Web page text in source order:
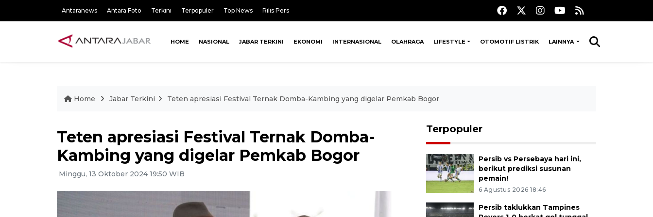
Antaranews Antara Foto Terkini Terpopuler Top News Rilis Pers
HOME NASIONAL JABAR TERKINI EKONOMI INTERNASIONAL OLAHRAGA LIFESTYLE OTOMOTIF LISTRIK LAINNYA
Home Jabar Terkini Teten apresiasi Festival Ternak Domba-Kambing yang digelar Pemkab Bogor
Teten apresiasi Festival Ternak Domba-
Kambing yang digelar Pemkab Bogor
Minggu, 13 Oktober 2024 19:50 WIB
Terpopuler
Persib vs Persebaya hari ini,
berikut prediksi susunan
pemain!
6 Agustus 2026 18:46
Persib taklukkan Tampines